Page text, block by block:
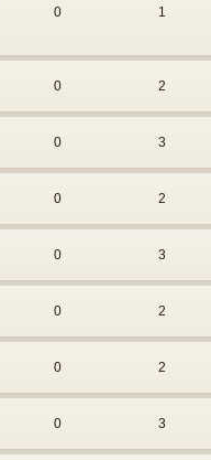
0 1
0 2
0 3
0 2
0 3
0 2
0 2
0 3